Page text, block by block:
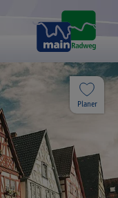
Planer